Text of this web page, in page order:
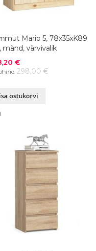
Mario 5, 78x35xK89
mänd, värvivalik
€
298,00 €
ostukorvi